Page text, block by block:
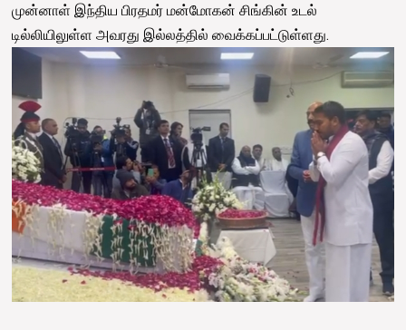
முன்னாள் இந்திய பிரதமர் மன்மோகன் சிங்கின் உடல்
டில்லியிலுள்ள அவரது இல்லத்தில் வைக்கப்பட்டுள்ளது.